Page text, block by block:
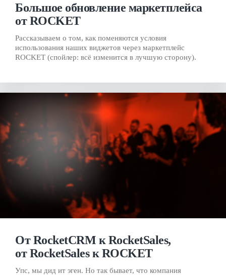
Большое обновление маркетплейса
от ROCKET
Рассказываем о том, как поменяются условия
использования наших виджетов через маркетплейс
ROCKET (спойлер: всё изменится в лучшую сторону).
От RocketCRM к RocketSales,
от RocketSales к ROCKET
Упс, мы дид ит эген. Но так бывает, что компания